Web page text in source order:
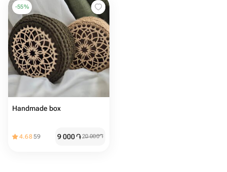
-55%
Handmade box
4.6859 9 000֏20 000֏